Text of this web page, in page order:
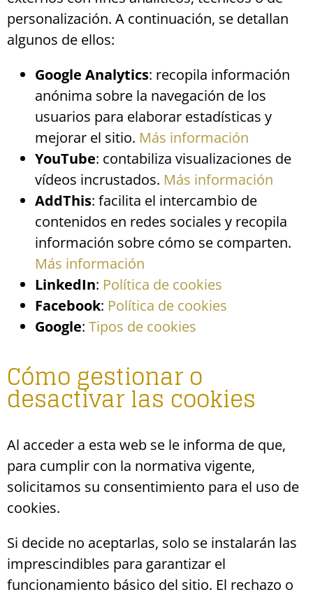
personalización. A continuación, se detallan
algunos de ellos:
Google Analytics: recopila información
anónima sobre la navegación de los
usuarios para elaborar estadísticas y
mejorar el sitio. Más información
YouTube: contabiliza visualizaciones de
vídeos incrustados. Más información
AddThis: facilita el intercambio de
contenidos en redes sociales y recopila
información sobre cómo se comparten.
Más información
LinkedIn: Política de cookies
Facebook: Política de cookies
Google: Tipos de cookies
Cómo gestionar o
desactivar las cookies
Al acceder a esta web se le informa de que,
para cumplir con la normativa vigente,
solicitamos su consentimiento para el uso de
cookies.
Si decide no aceptarlas, solo se instalarán las
imprescindibles para garantizar el
funcionamiento básico del sitio. El rechazo o